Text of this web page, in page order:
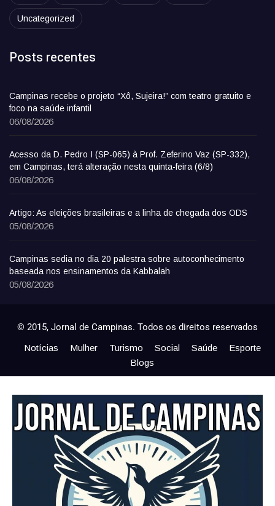
Uncategorized
Posts recentes
Campinas recebe o projeto “Xô, Sujeira!” com teatro gratuito e
foco na saúde infantil
06/08/2026
Acesso da D. Pedro I (SP-065) à Prof. Zeferino Vaz (SP-332),
em Campinas, terá alteração nesta quinta-feira (6/8)
06/08/2026
Artigo: As eleições brasileiras e a linha de chegada dos ODS
05/08/2026
Campinas sedia no dia 20 palestra sobre autoconhecimento
baseada nos ensinamentos da Kabbalah
05/08/2026
© 2015, Jornal de Campinas. Todos os direitos reservados
Notícias Mulher Turismo Social Saúde
Esporte
Blogs